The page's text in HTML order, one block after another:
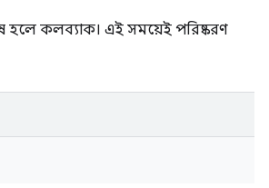
হলে কলব্যাক। এই সময়েই পরিষ্করণ